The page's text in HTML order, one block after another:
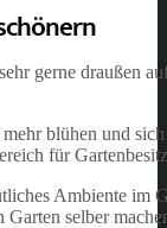
gerne draußen
blühen und
für
Ambiente im
selber